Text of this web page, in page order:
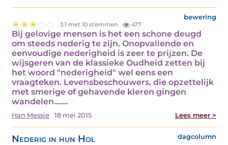
bewering
3.1 met 10 stemmen 477
Bij gelovige mensen is het een schone deugd
om steeds nederig te zijn. Onopvallende en
eenvoudige nederigheid is zeer te prijzen. De
wijsgeren van de klassieke Oudheid zetten bij
het woord "nederigheid" wel eens een
vraagteken. Levensbeschouwers, die opzettelijk
met smerige of gehavende kleren gingen
wandelen....…
Han Messie 18 mei 2015 Lees meer >
Nederig in hun Hol dagcolumn